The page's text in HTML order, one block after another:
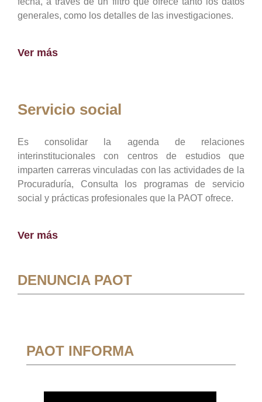
generales, como los detalles de las investigaciones.
Ver más
Servicio social
Es consolidar la agenda de relaciones
interinstitucionales con centros de estudios que
imparten carreras vinculadas con las actividades de la
Procuraduría, Consulta los programas de servicio
social y prácticas profesionales que la PAOT ofrece.
Ver más
DENUNCIA PAOT
PAOT INFORMA